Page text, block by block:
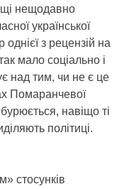
нещодавно
української
однієї з рецензій на
мало соціально і
над тим, чи не є це
Помаранчевої
навіщо ті
політиці.
стосунків